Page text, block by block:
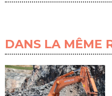
DANS LA MÊME